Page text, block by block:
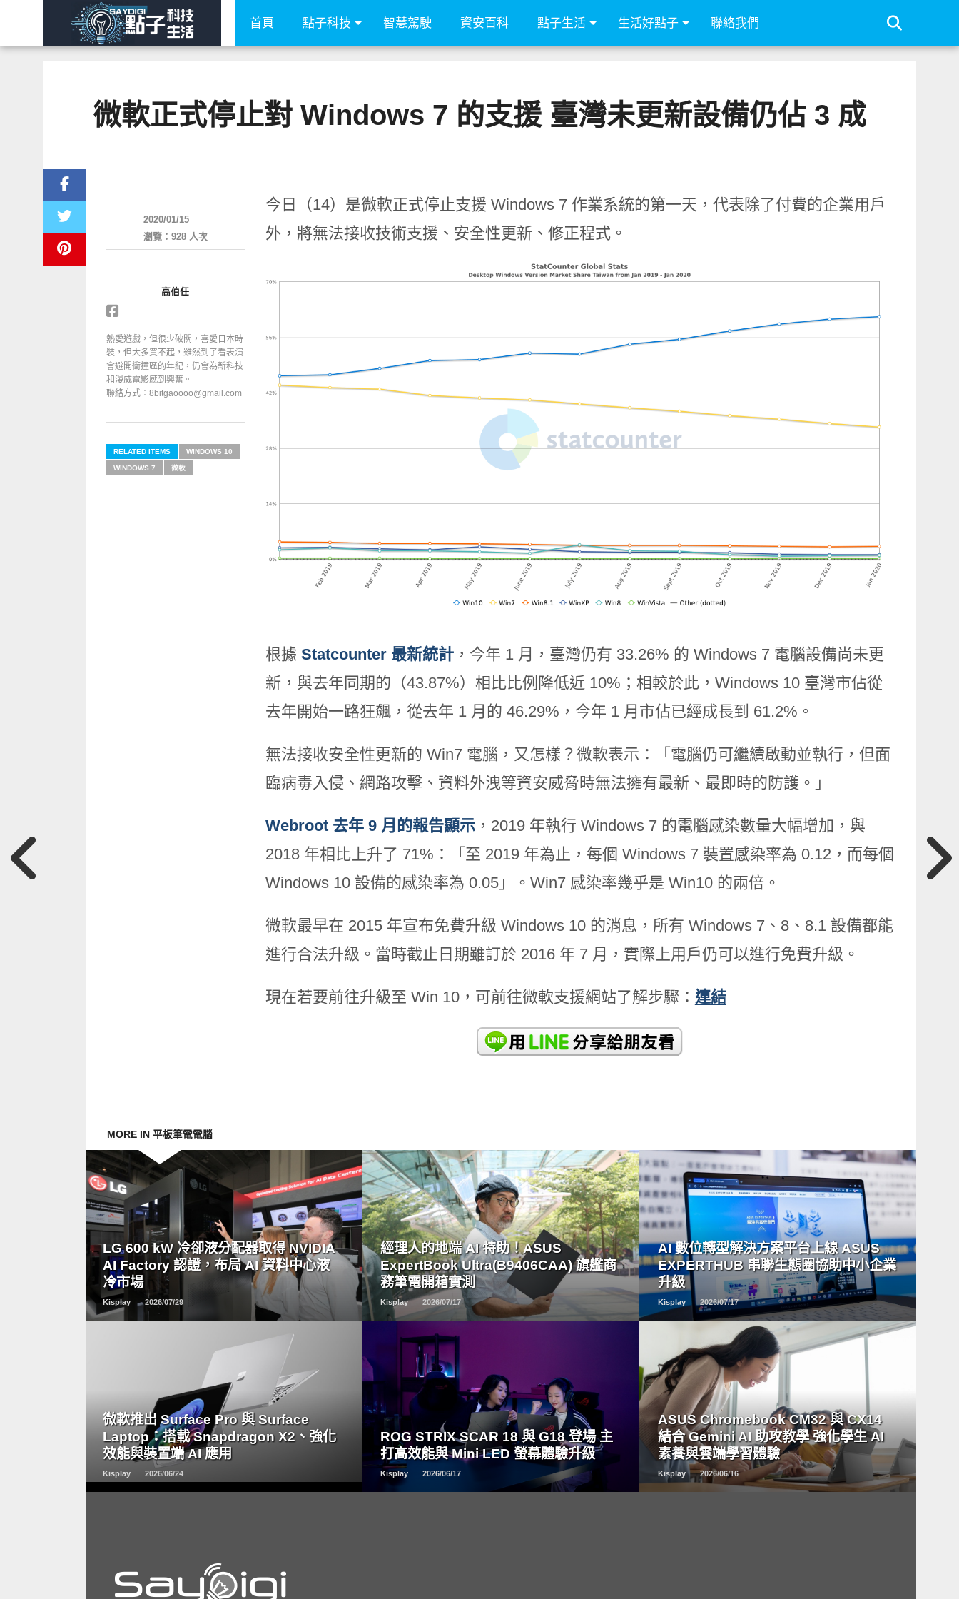
首頁 點子科技 智慧駕駛 資安百科 點子生活 生活好點子 聯絡我們
微軟正式停止對 Windows 7 的支援 臺灣未更新設備仍佔 3 成
今日（14）是微軟正式停止支援 Windows 7 作業系統的第一天，代表除了付費的企業用戶
外，將無法接收技術支援、安全性更新、修正程式。
根據 Statcounter 最新統計，今年 1 月，臺灣仍有 33.26% 的 Windows 7 電腦設備尚未更
新，與去年同期的（43.87%）相比比例降低近 10%；相較於此，Windows 10 臺灣市佔從
去年開始一路狂飆，從去年 1 月的 46.29%，今年 1 月市佔已經成長到 61.2%。
無法接收安全性更新的 Win7 電腦，又怎樣？微軟表示：「電腦仍可繼續啟動並執行，但面
臨病毒入侵、網路攻擊、資料外洩等資安威脅時無法擁有最新、最即時的防護。」
Webroot 去年 9 月的報告顯示，2019 年執行 Windows 7 的電腦感染數量大幅增加，與
2018 年相比上升了 71%：「至 2019 年為止，每個 Windows 7 裝置感染率為 0.12，而每個
Windows 10 設備的感染率為 0.05」。Win7 感染率幾乎是 Win10 的兩倍。
微軟最早在 2015 年宣布免費升級 Windows 10 的消息，所有 Windows 7、8、8.1 設備都能
進行合法升級。當時截止日期雖訂於 2016 年 7 月，實際上用戶仍可以進行免費升級。
現在若要前往升級至 Win 10，可前往微軟支援網站了解步驟： 連結
2020/01/15
瀏覽：928 人次
高伯任
熱愛遊戲，但很少破關，喜愛日本時
裝，但大多買不起，雖然到了看表演
會避開衝撞區的年紀，仍會為新科技
和漫威電影感到興奮。
聯絡方式：8bitgaoooo@gmail.com
RELATED ITEMS WINDOWS 10
WINDOWS 7 微軟
MORE IN 平板筆電電腦
LG 600 kW 冷卻液分配器取得 NVIDIA
AI Factory 認證，布局 AI 資料中心液
冷市場
Kisplay 2026/07/29
READ
MORE
經理人的地端 AI 特助！ASUS
ExpertBook Ultra(B9406CAA) 旗艦商
務筆電開箱實測
Kisplay 2026/07/17
READ
MORE
AI 數位轉型解決方案平台上線 ASUS
EXPERTHUB 串聯生態圈協助中小企業
升級
Kisplay 2026/07/17
READ
MORE
微軟推出 Surface Pro 與 Surface
Laptop：搭載 Snapdragon X2、強化
效能與裝置端 AI 應用
Kisplay 2026/06/24
READ
MORE
ROG STRIX SCAR 18 與 G18 登場 主
打高效能與 Mini LED 螢幕體驗升級
Kisplay 2026/06/17
READ
MORE
ASUS Chromebook CM32 與 CX14
結合 Gemini AI 助攻教學 強化學生 AI
素養與雲端學習體驗
Kisplay 2026/06/16
READ
MORE